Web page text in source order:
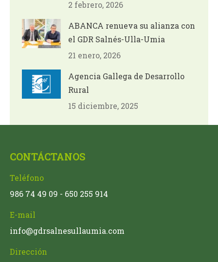
2 febrero, 2026
ABANCA renueva su alianza con
el GDR Salnés-Ulla-Umia
21 enero, 2026
Agencia Gallega de Desarrollo
Rural
15 diciembre, 2025
CONTÁCTANOS
Teléfono
986 74 49 09 - 650 255 914
E-mail
info@gdrsalnesullaumia.com
Dirección